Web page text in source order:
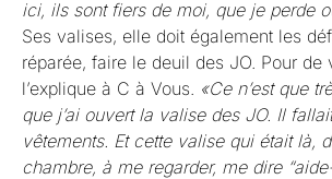
ici, ils sont fiers de moi, que je perde
Ses valises, elle doit également les
réparée, faire le deuil des JO. Pour de
l’explique à C à Vous. «Ce n’est que
que j’ai ouvert la valise des JO. Il
vêtements. Et cette valise qui était là,
chambre, à me regarder, me dire